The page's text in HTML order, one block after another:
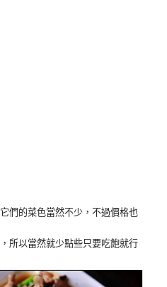
們的菜色當然不少，不過價格也
所以當然就少點些只要吃飽就行